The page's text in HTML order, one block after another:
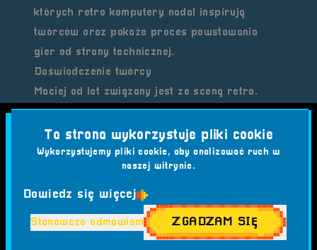
których retro komputery nadal inspirują
twórców oraz pokaże proces powstawania
gier od strony technicznej.
Doświadczenie twórcy
Maciej od lat związany jest ze sceną retro.
Tworzył zarówno niewielkie projekty, jak
humorystyczneT-Rex 64, jak i rozbudowane
produkcje zespołowe, m.in.Tony: Montezuma’s
. Jako redaktor K&A plus dokumentuje
najważniejsze wydarzenia, recenzuje gry i
przybliża współczesne fanowskie produkcje
dla komputerów Commodore i Amiga.
Ta strona wykorzystuje pliki cookie
Wykorzystujemy pliki cookie, aby analizować ruch w
naszej witrynie.
Dowiedz się więcej
Stanowczo odmawiam ZGADZAM SIĘ